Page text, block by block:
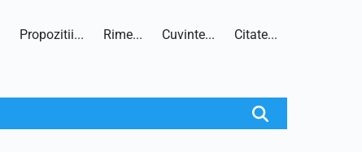
Propozitii... Rime... Cuvinte... Citate...